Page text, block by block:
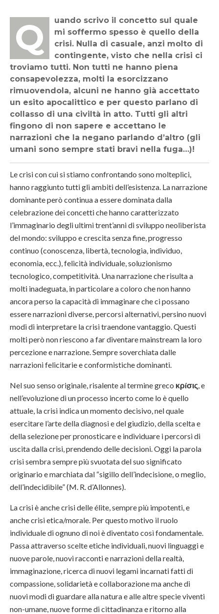
Quando scrivo il concetto sul quale
mi soffermo spesso è quello della
crisi. Nulla di casuale, anzi molto di
contingente, visto che nella crisi ci
troviamo tutti. Non tutti ne hanno piena
consapevolezza, molti la esorcizzano
rimuovendola, alcuni ne hanno già accettato
un esito apocalittico e per questo parlano di
collasso di una civiltà in atto. Tutti gli altri
fingono di non sapere e accettano le
narrazioni che la negano parlando d’altro (gli
umani sono sempre stati bravi nella fuga…)!
Le crisi con cui si stiamo confrontando sono molteplici,
hanno raggiunto tutti gli ambiti dell’esistenza. La narrazione
dominante però continua a essere dominata dalla
celebrazione dei concetti che hanno caratterizzato
l’immaginario degli ultimi trent’anni di sviluppo neoliberista
del mondo: sviluppo e crescita senza fine, progresso
continuo (conoscenza, libertà, tecnologia, individuo,
economia, ecc.), felicità individuale, soluzionismo
tecnologico, competitività. Una narrazione che risulta a
molti inadeguata, in particolare a coloro che non hanno
ancora perso la capacità di immaginare che ci possano
essere narrazioni diverse, percorsi alternativi, persino nuovi
modi di interpretare la crisi traendone vantaggio. Questi
molti però non riescono a far diventare mainstream la loro
percezione e narrazione. Sempre soverchiata dalle
narrazioni felicitarie e conformistiche dominanti.
Nel suo senso originale, risalente al termine greco κρíσις , e
nell’evoluzione di un processo incerto come lo è quello
attuale, la crisi indica un momento decisivo, nel quale
esercitare l’arte della diagnosi e del giudizio, della scelta e
della selezione per pronosticare e individuare i percorsi di
uscita dalla crisi, prendendo delle decisioni. Oggi la parola
crisi sembra sempre più svuotata del suo significato
originario e marchiata dal “sigillo dell’indecisione, o meglio,
dell’indecidibile” (M. R. d’Allonnes).
La crisi è anche crisi delle élite, sempre più impotenti, e
anche crisi etica/morale. Per questo motivo il ruolo
individuale di ognuno di noi è diventato così fondamentale.
Passa attraverso scelte etiche individuali, nuovi linguaggi e
nuove parole, nuovi racconti e narrazioni della realtà,
immaginazione, ricerca di nuovi legami incarnati fatti di
compassione, solidarietà e collaborazione ma anche di
nuovi modi di guardare alla natura e alle altre specie viventi
non-umane, nuove forme di cittadinanza e ritorno alla